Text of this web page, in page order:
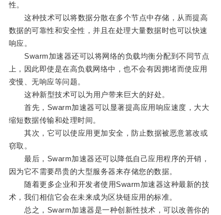
性。
这种技术可以将数据分散在多个节点中存储，从而提高
数据的可靠性和安全性，并且在处理大量数据时也可以快速
响应。
Swarm加速器还可以将网络的负载均衡分配到不同节点
上，因此即使是在高负载网络中，也不会有因拥堵而使应用
变慢、无响应等问题。
这种新型技术可以为用户带来巨大的好处。
首先，Swarm加速器可以显著提高应用响应速度，大大
缩短数据传输和处理时间。
其次，它可以使应用更加安全，防止数据被恶意篡改或
窃取。
最后，Swarm加速器还可以降低自己应用程序的开销，
因为它不需要昂贵的大型服务器来存储您的数据。
随着更多企业和开发者使用Swarm加速器这种最新的技
术，我们相信它会在未来成为区块链应用的标准。
总之，Swarm加速器是一种创新性技术，可以改善你的